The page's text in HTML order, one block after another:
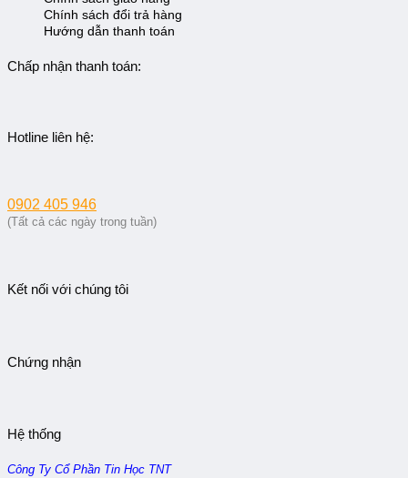
Chính sách đổi trả hàng
Hướng dẫn thanh toán
Chấp nhận thanh toán:
Hotline liên hệ:
0902 405 946
(Tất cả các ngày trong tuần)
Kết nối với chúng tôi
Chứng nhận
Hệ thống
Công Ty Cổ Phần Tin Học TNT